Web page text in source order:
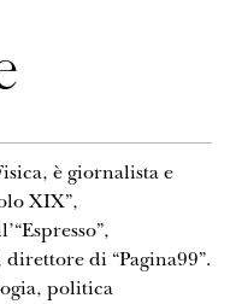
è giornalista e
XIX”,
di “Pagina99”.
politica